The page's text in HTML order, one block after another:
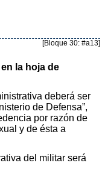
[Bloque 30: #a13]
la hoja de
deberá ser
de Defensa”,
por razón de
y de ésta a
del militar será